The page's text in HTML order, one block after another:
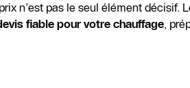
n’est pas le seul élément décisif.
fiable pour votre chauffage,